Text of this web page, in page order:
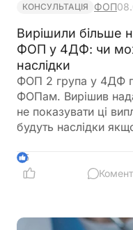
КОНСУЛЬТАЦІЯ ФОП
Вирішили більше
ФОП у 4ДФ: чи
наслідки
ФОП 2 група у 4ДФ
ФОПам. Вирішив
не показувати ці
будуть наслідки
5